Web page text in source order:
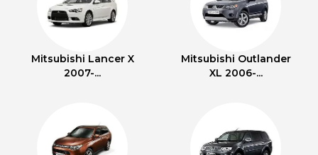
Mitsubishi Lancer X
2007-...
Mitsubishi Outlander
XL 2006-...